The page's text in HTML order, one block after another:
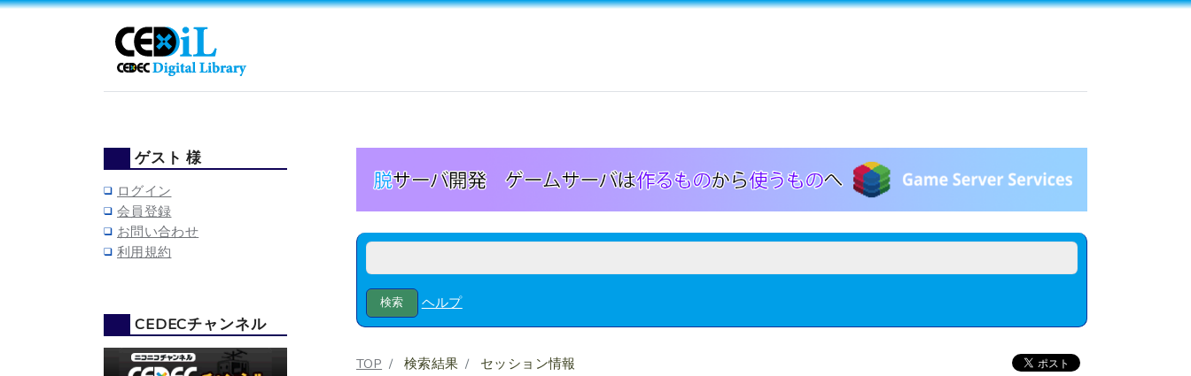
ヘルプ
TOP 検索結果 セッション情報
ゲスト 様
ログイン
会員登録
お問い合わせ
利用規約
CEDECチャンネル